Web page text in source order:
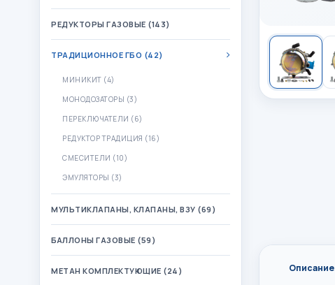
РЕДУКТОРЫ ГАЗОВЫЕ (143)
ТРАДИЦИОННОЕ ГБО (42)
МИНИКИТ (4)
МОНОДОЗАТОРЫ (3)
ПЕРЕКЛЮЧАТЕЛИ (6)
РЕДУКТОР ТРАДИЦИЯ (16)
СМЕСИТЕЛИ (10)
ЭМУЛЯТОРЫ (3)
МУЛЬТИКЛАПАНЫ, КЛАПАНЫ, ВЗУ (69)
БАЛЛОНЫ ГАЗОВЫЕ (59)
МЕТАН КОМПЛЕКТУЮЩИЕ (24) Описание